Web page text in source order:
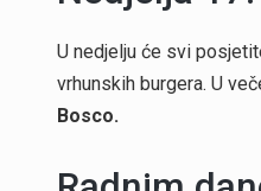
U nedjelju će svi
vrhunskih burgera. U
Bosco.